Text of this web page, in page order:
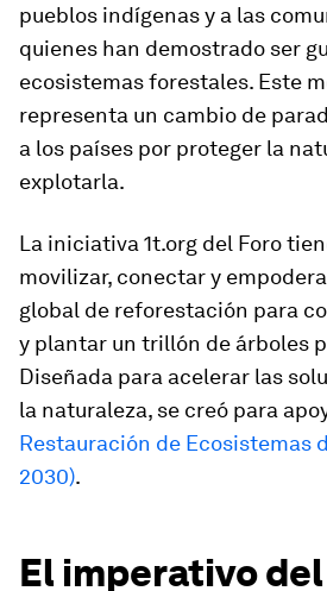
pueblos indígenas y a las
quienes han demostrado ser
ecosistemas forestales. Este
representa un cambio de
a los países por proteger la
explotarla.
La iniciativa 1t.org del Foro
movilizar, conectar y
global de reforestación para
y plantar un trillón de árboles
Diseñada para acelerar las
la naturaleza, se creó para
Restauración de Ecosistemas
2030).
El imperativo del